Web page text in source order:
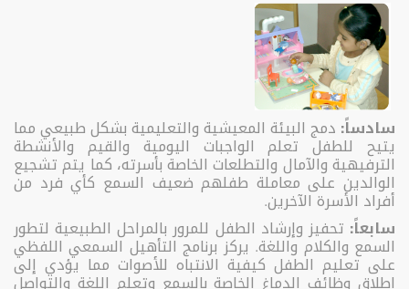
سادساً: دمج البيئة المعيشية والتعليمية بشكل طبيعي مما
يتيح للطفل تعلم الواجبات اليومية والقيم والأنشطة
الترفيهية والآمال والتطلعات الخاصة بأسرته، كما يتم تشجيع
الوالدين على معاملة طفلهم ضعيف السمع كأي فرد من
أفراد الأسرة الآخرين.
سابعاً: تحفيز وإرشاد الطفل للمرور بالمراحل الطبيعية لتطور
السمع والكلام واللغة. يركز برنامج التأهيل السمعي اللفظي
على تعليم الطفل كيفية الانتباه للأصوات مما يؤدي إلى